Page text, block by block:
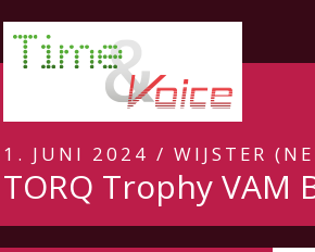
1. JUNI 2024 / WIJSTER
TORQ Trophy VAM